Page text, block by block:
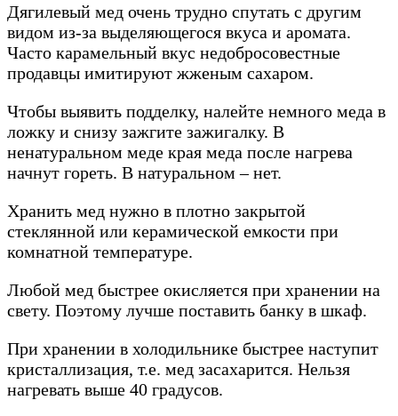
Дягилевый мед очень трудно спутать с другим
видом из-за выделяющегося вкуса и аромата.
Часто карамельный вкус недобросовестные
продавцы имитируют жженым сахаром.
Чтобы выявить подделку, налейте немного меда в
ложку и снизу зажгите зажигалку. В
ненатуральном меде края меда после нагрева
начнут гореть. В натуральном – нет.
Хранить мед нужно в плотно закрытой
стеклянной или керамической емкости при
комнатной температуре.
Любой мед быстрее окисляется при хранении на
свету. Поэтому лучше поставить банку в шкаф.
При хранении в холодильнике быстрее наступит
кристаллизация, т.е. мед засахарится. Нельзя
нагревать выше 40 градусов.